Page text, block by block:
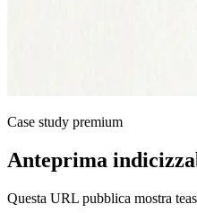
Case study premium
Anteprima
Questa URL pubblica mostra